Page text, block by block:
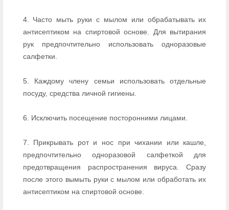
4. Часто мыть руки с мылом или обрабатывать их
антисептиком на спиртовой основе. Для вытирания
рук предпочтительно использовать одноразовые
салфетки.
5. Каждому члену семьи использовать отдельные
посуду, средства личной гигиены.
6. Исключить посещение посторонними лицами.
7. Прикрывать рот и нос при чихании или кашле,
предпочтительно одноразовой салфеткой для
предотвращения распространения вируса. Сразу
после этого вымыть руки с мылом или обработать их
антисептиком на спиртовой основе.